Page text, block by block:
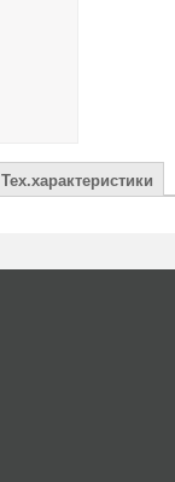
Тех.характеристики